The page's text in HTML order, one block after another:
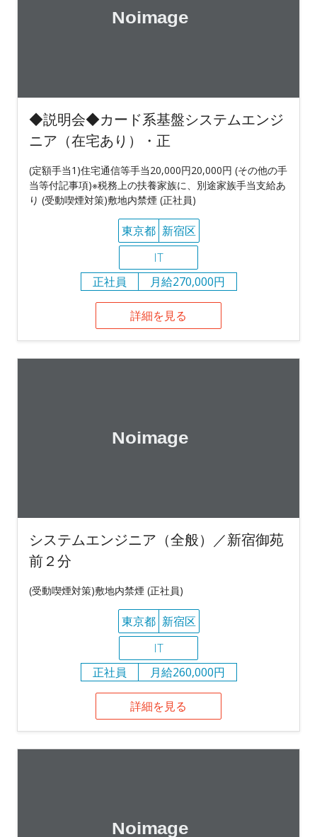
◆説明会◆カード系基盤システムエンジ
ニア（在宅あり）・正
(定額手当1)住宅通信等手当20,000円20,000円 (その他の手
当等付記事項)※税務上の扶養家族に、別途家族手当支給あ
り (受動喫煙対策)敷地内禁煙 (正社員)
東京都 新宿区
IT
正社員
月給270,000円
詳細を見る
システムエンジニア（全般）／新宿御苑
前２分
(受動喫煙対策)敷地内禁煙 (正社員)
東京都 新宿区
IT
正社員
月給260,000円
詳細を見る